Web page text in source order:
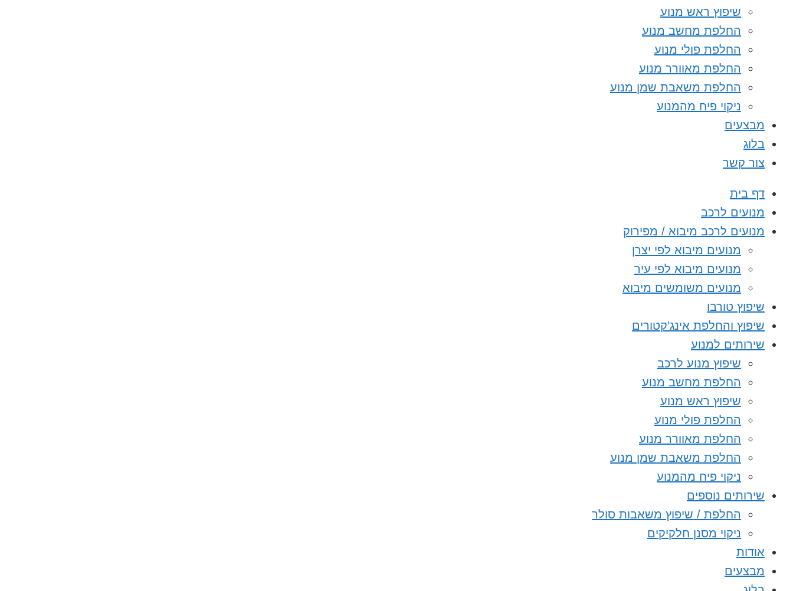
שיפוץ ראש מנוע
החלפת מחשב מנוע
החלפת פולי מנוע
החלפת מאוורר מנוע
החלפת משאבת שמן מנוע
ניקוי פיח מהמנוע
מבצעים
בלוג
צור קשר
דף בית
מנועים לרכב
מנועים לרכב מיבוא / מפירוק
מנועים מיבוא לפי יצרן
מנועים מיבוא לפי עיר
מנועים משומשים מיבוא
שיפוץ טורבו
שיפוץ והחלפת אינג’קטורים
שירותים למנוע
שיפוץ מנוע לרכב
החלפת מחשב מנוע
שיפוץ ראש מנוע
החלפת פולי מנוע
החלפת מאוורר מנוע
החלפת משאבת שמן מנוע
ניקוי פיח מהמנוע
שירותים נוספים
החלפת / שיפוץ משאבות סולר
ניקוי מסנן חלקיקים
אודות
מבצעים